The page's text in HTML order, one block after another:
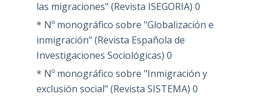
las migraciones" (Revista ISEGORIA) 0
* Nº monográfico sobre "Globalización e
inmigración" (Revista Española de
Investigaciones Sociológicas) 0
* Nº monográfico sobre "Inmigración y
exclusión social" (Revista SISTEMA) 0